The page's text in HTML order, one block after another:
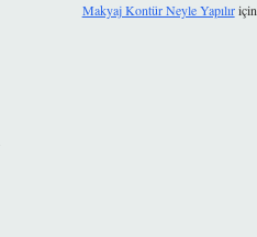
Makyaj Kontür Neyle Yapılıriçin